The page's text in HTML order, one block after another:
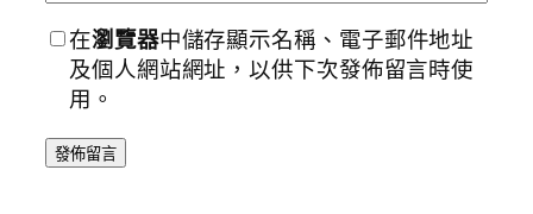
在瀏覽器中儲存顯示名稱、電子郵件地址
及個人網站網址，以供下次發佈留言時使
用。